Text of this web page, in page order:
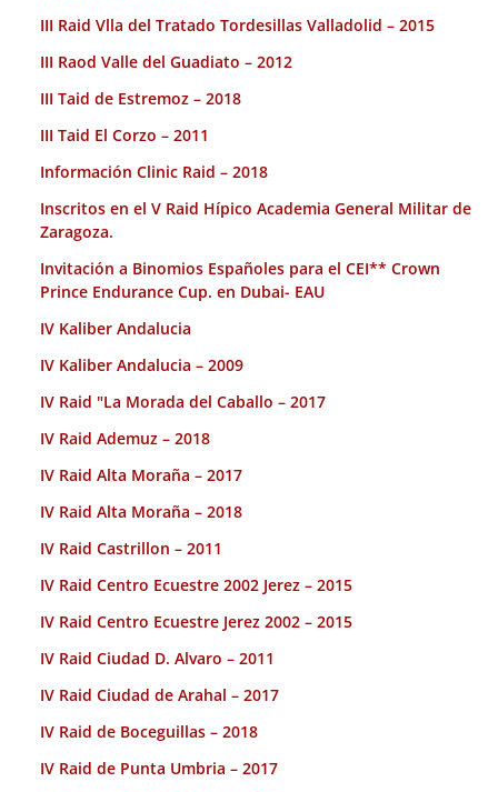
III Raid Vlla del Tratado Tordesillas Valladolid – 2015
III Raod Valle del Guadiato – 2012
III Taid de Estremoz – 2018
III Taid El Corzo – 2011
Información Clinic Raid – 2018
Inscritos en el V Raid Hípico Academia General Militar de
Zaragoza.
Invitación a Binomios Españoles para el CEI** Crown
Prince Endurance Cup. en Dubai- EAU
IV Kaliber Andalucia
IV Kaliber Andalucia – 2009
IV Raid "La Morada del Caballo – 2017
IV Raid Ademuz – 2018
IV Raid Alta Moraña – 2017
IV Raid Alta Moraña – 2018
IV Raid Castrillon – 2011
IV Raid Centro Ecuestre 2002 Jerez – 2015
IV Raid Centro Ecuestre Jerez 2002 – 2015
IV Raid Ciudad D. Alvaro – 2011
IV Raid Ciudad de Arahal – 2017
IV Raid de Boceguillas – 2018
IV Raid de Punta Umbria – 2017